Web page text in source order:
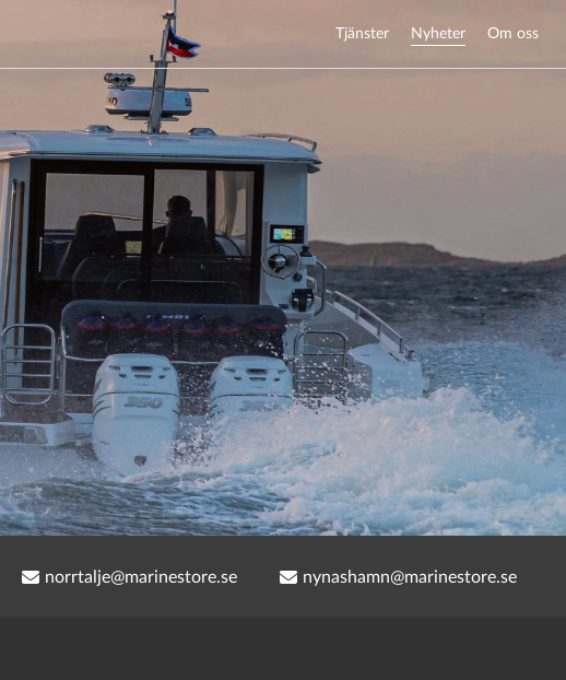
Tjänster Nyheter Om oss
norrtalje@marinestore.se nynashamn@marinestore.se